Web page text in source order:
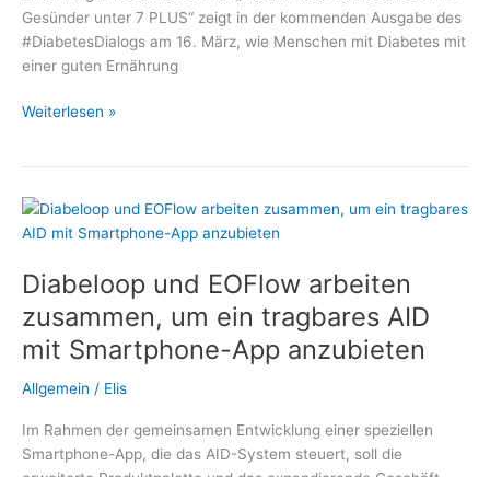
Gesünder unter 7 PLUS“ zeigt in der kommenden Ausgabe des
#DiabetesDialogs am 16. März, wie Menschen mit Diabetes mit
einer guten Ernährung
Mit
Leben
führen
Thema
#DiabetesDialog:
Welche
spielt
die
Ernährung?
Weiterlesen »
Diabeloop und EOFlow arbeiten
zusammen, um ein tragbares AID
mit Smartphone-App anzubieten
Allgemein / Elis
Im Rahmen der gemeinsamen Entwicklung einer speziellen
Smartphone-App, die das AID-System steuert, soll die